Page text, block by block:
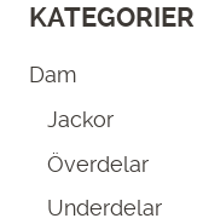
KATEGORIER
Dam
Jackor
Överdelar
Underdelar